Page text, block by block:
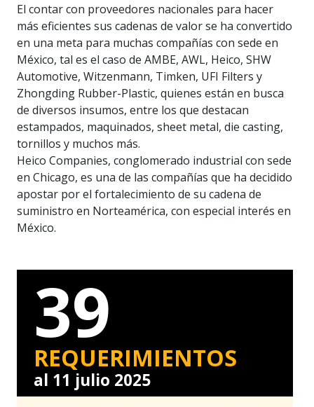
El contar con proveedores nacionales para hacer
más eficientes sus cadenas de valor se ha convertido
en una meta para muchas compañías con sede en
México, tal es el caso de AMBE, AWL, Heico, SHW
Automotive, Witzenmann, Timken, UFI Filters y
Zhongding Rubber-Plastic, quienes están en busca
de diversos insumos, entre los que destacan
estampados, maquinados, sheet metal, die casting,
tornillos y muchos más.
Heico Companies, conglomerado industrial con sede
en Chicago, es una de las compañías que ha decidido
apostar por el fortalecimiento de su cadena de
suministro en Norteamérica, con especial interés en
México.
39
REQUERIMIENTOS
al 11 julio 2025